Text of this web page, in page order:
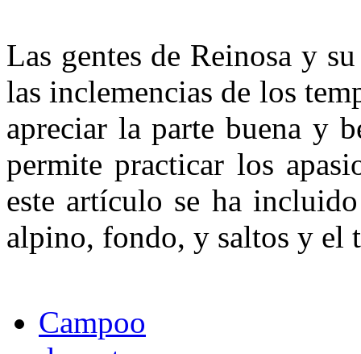
Las gentes de Reinosa y
las inclemencias de los
apreciar la parte buena y
permite practicar los
este artículo se ha
alpino, fondo, y saltos y el
Campoo